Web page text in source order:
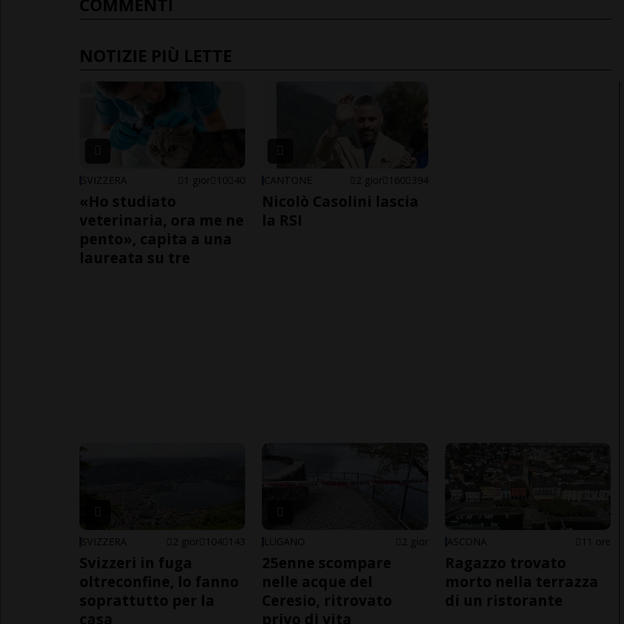
NOTIZIE PIÙ LETTE
SVIZZERA 1 gior 10 40
«Ho studiato
veterinaria, ora me ne
pento», capita a una
laureata su tre
CANTONE 2 gior 160 394
Nicolò Casolini lascia
la RSI
SVIZZERA 2 gior 104 143
Svizzeri in fuga
oltreconfine, lo fanno
soprattutto per la
casa
LUGANO 2 gior
25enne scompare
nelle acque del
Ceresio, ritrovato
privo di vita
ASCONA 11 ore
Ragazzo trovato
morto nella terrazza
di un ristorante